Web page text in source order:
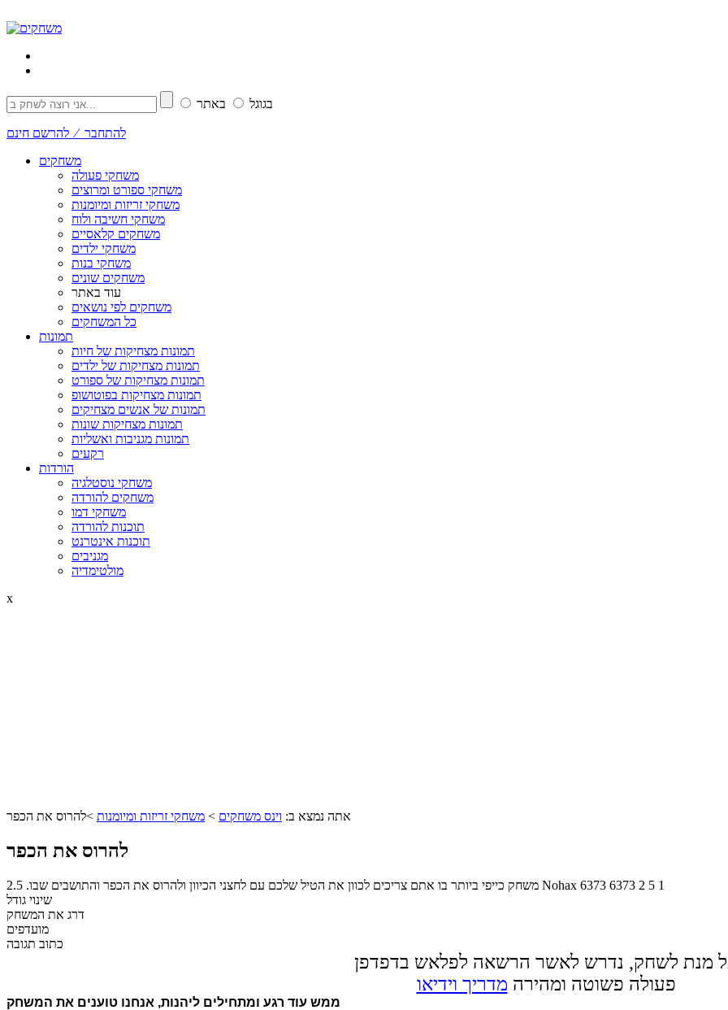
בגוגל באתר
להתחבר ⁄ להרשם חינם
משחקים
משחקי פעולה
משחקי ספורט ומרוצים
משחקי זריזות ומיומנות
משחקי חשיבה ולוח
משחקים קלאסיים
משחקי ילדים
משחקי בנות
משחקים שונים
עוד באתר
משחקים לפי נושאים
כל המשחקים
תמונות
תמונות מצחיקות של חיות
תמונות מצחיקות של ילדים
תמונות מצחיקות של ספורט
תמונות מצחיקות בפוטושופ
תמונות של אנשים מצחיקים
תמונות מצחיקות שונות
תמונות מגניבות ואשליות
רקעים
הורדות
משחקי נוסטלגיה
משחקים להורדה
משחקי דמו
תוכנות להורדה
תוכנות אינטרנט
מגניבים
מולטימדיה
x
אתה נמצא ב: וינס משחקים > משחקי זריזות ומיומנות >להרוס את הכפר
להרוס את הכפר
משחק כייפי ביותר בו אתם צריכים לכוון את הטיל שלכם עם לחצני הכיוון ולהרוס את הכפר והתושבים שבו. 2.5 Nohax 6373 6373 2 5 1
שינוי גודל
דרג את המשחק
מועדפים
כתוב תגובה
מנת לשחק, נדרש לאשר הרשאה לפלאש בדפדפן
פעולה פשוטה ומהירה מדריך וידיאו
ממש עוד רגע ומתחילים ליהנות, אנחנו טוענים את המשחק